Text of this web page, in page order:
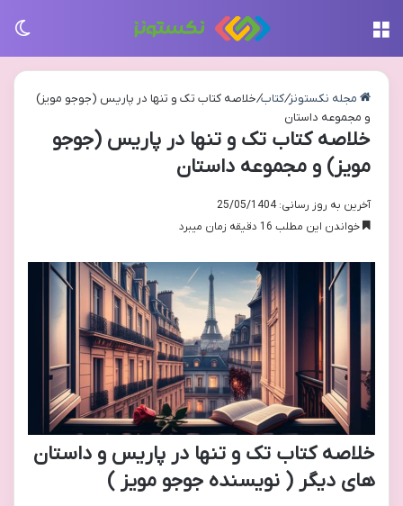
مجله نکستونز/کتاب/خلاصه کتاب تک و تنها در پاریس (جوجو مویز)
و مجموعه داستان
خلاصه کتاب تک و تنها در پاریس (جوجو
مویز) و مجموعه داستان
آخرین به روز رسانی: 25/05/1404
خواندن این مطلب 16 دقیقه زمان میبرد
خلاصه کتاب تک و تنها در پاریس و داستان
های دیگر ( نویسنده جوجو مویز )